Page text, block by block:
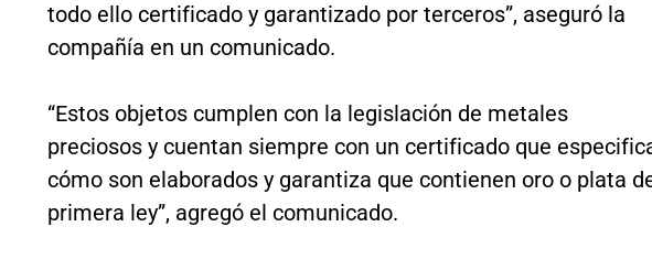
todo ello certificado y garantizado por terceros”, aseguró la
compañía en un comunicado.
“Estos objetos cumplen con la legislación de metales
preciosos y cuentan siempre con un certificado que
cómo son elaborados y garantiza que contienen oro o plata
primera ley”, agregó el comunicado.